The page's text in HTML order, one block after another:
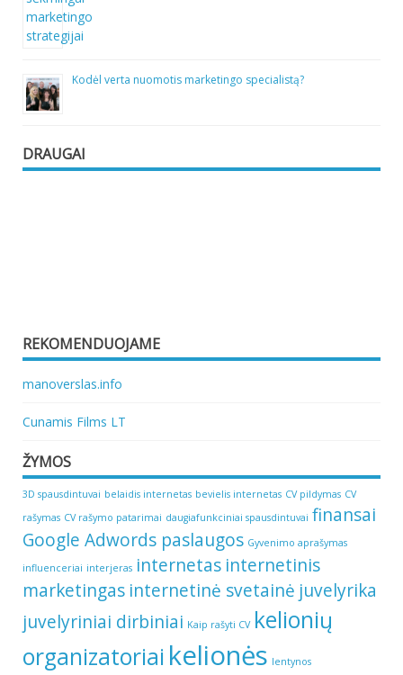
Kodėl verta nuomotis marketingo specialistą?
DRAUGAI
REKOMENDUOJAME
manoverslas.info
Cunamis Films LT
ŽYMOS
3D spausdintuvai belaidis internetas bevielis internetas CV pildymas CV
rašymas CV rašymo patarimai daugiafunkciniai spausdintuvai finansai
Google Adwords paslaugos Gyvenimo aprašymas
influenceriai interjeras internetas internetinis
marketingas internetinė svetainė juvelyrika
juvelyriniai dirbiniai Kaip rašyti CV kelionių
organizatoriai kelionės lentynos